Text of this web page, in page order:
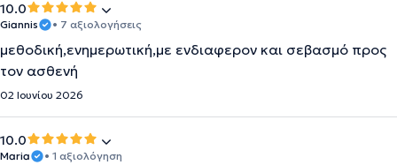
10.0
Giannis • 7 αξιολογήσεις
μεθοδική,ενημερωτική,με ενδιαφερον και σεβασμό προς
τον ασθενή
02 Ιουνίου 2026
10.0
Maria • 1 αξιολόγηση